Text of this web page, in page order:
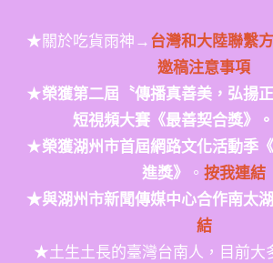
★關於吃貨雨神→台灣和大陸聯繫
邀稿注意事項
★榮獲第二屆〝傳播真善美，弘揚
短視頻大賽《最善契合獎》。
★榮獲湖州市首屆網路文化活動季
進獎》
。 按我連結
★與湖州市新聞傳媒中心合作南太
結
★土生土長的臺灣台南人，目前大